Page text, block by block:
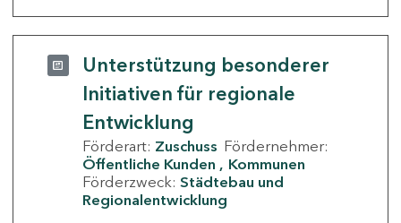
Unterstützung besonderer
Initiativen für regionale
Entwicklung
Förderart: Zuschuss Fördernehmer:
Öffentliche Kunden
Kommunen
Förderzweck: Städtebau und
Regionalentwicklung